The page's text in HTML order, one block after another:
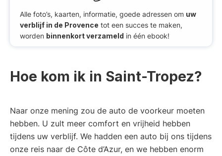
Alle foto’s, kaarten, informatie, goede adressen om uw
verblijf in de Provence tot een succes te maken,
worden binnenkort verzameld in één ebook!
Hoe kom ik in Saint-Tropez?
Naar onze mening zou de auto de voorkeur moeten
hebben. U zult meer comfort en vrijheid hebben
tijdens uw verblijf. We hadden een auto bij ons tijdens
onze reis naar de Côte d’Azur, en we hebben enorm